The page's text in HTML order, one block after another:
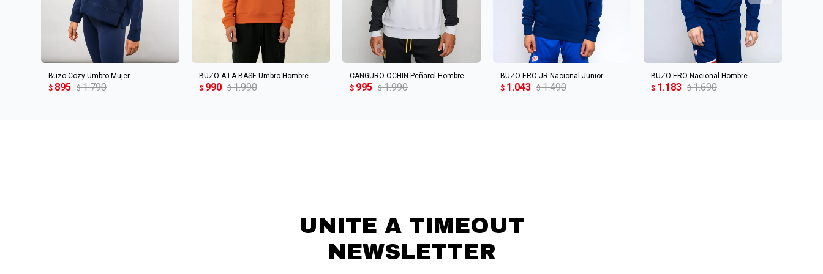
Buzo Cozy Umbro Mujer
$ 895 $ 1.790
AGREGAR AL CARRITO
BUZO A LA BASE Umbro Hombre
$ 990 $ 1.990
AGREGAR AL CARRITO
CANGURO OCHIN Peñarol Hombre
$ 995 $ 1.990
AGREGAR AL CARRITO
BUZO ERO JR Nacional Junior
$ 1.043 $ 1.490
AGREGAR AL CARRITO
BUZO ERO Nacional Hombre
$ 1.183 $ 1.690
AGREGAR AL CARRITO
UNITE A TIMEOUT
NEWSLETTER